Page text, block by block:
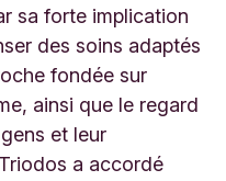
sa forte implication
des soins adaptés
fondée sur
ainsi que le regard
et leur
a accordé